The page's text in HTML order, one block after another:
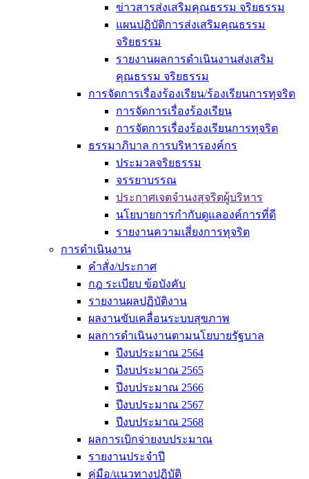
ข่าวสารส่งเสริมคุณธรรม จริยธรรม
แผนปฏิบัติการส่งเสริมคุณธรรม
จริยธรรม
รายงานผลการดำเนินงานส่งเสริม
คุณธรรม จริยธรรม
การจัดการเรื่องร้องเรียน/ร้องเรียนการทุจริต
การจัดการเรื่องร้องเรียน
การจัดการเรื่องร้องเรียนการทุจริต
ธรรมาภิบาล การบริหารองค์กร
ประมวลจริยธรรม
จรรยาบรรณ
ประกาศเจตจำนงสุจริตผู้บริหาร
นโยบายการกำกับดูแลองค์การที่ดี
รายงานความเสี่ยงการทุจริต
การดำเนินงาน
คำสั่ง/ประกาศ
กฎ ระเบียบ ข้อบังคับ
รายงานผลปฏิบัติงาน
ผลงานขับเคลื่อนระบบสุขภาพ
ผลการดำเนินงานตามนโยบายรัฐบาล
ปีงบประมาณ 2564
ปีงบประมาณ 2565
ปีงบประมาณ 2566
ปีงบประมาณ 2567
ปีงบประมาณ 2568
ผลการเบิกจ่ายงบประมาณ
รายงานประจำปี
คู่มือ/แนวทางปฏิบัติ